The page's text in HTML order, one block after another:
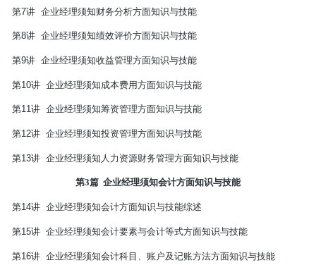
第7讲 企业经理须知财务分析方面知识与技能
第8讲 企业经理须知绩效评价方面知识与技能
第9讲 企业经理须知收益管理方面知识与技能
第10讲 企业经理须知成本费用方面知识与技能
第11讲 企业经理须知筹资管理方面知识与技能
第12讲 企业经理须知投资管理方面知识与技能
第13讲 企业经理须知人力资源财务管理方面知识与技能
第3篇 企业经理须知会计方面知识与技能
第14讲 企业经理须知会计方面知识与技能综述
第15讲 企业经理须知会计要素与会计等式方面知识与技能
第16讲 企业经理须知会计科目、账户及记账方法方面知识与技能